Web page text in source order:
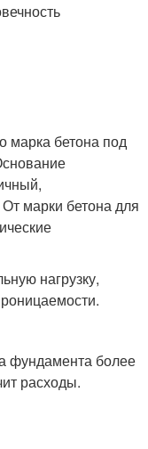
марка бетона под
марки бетона для
нагрузку,
фундамента более
расходы.